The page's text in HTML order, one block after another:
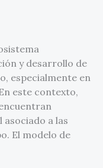
y desarrollo de
especialmente en
este contexto,
a las
El modelo de